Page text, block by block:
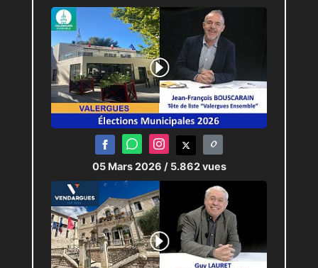
05 Mars 2026 / 5.862 vues